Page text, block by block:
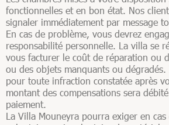
fonctionnelles et en bon état. Nos
signaler immédiatement par message
En cas de problème, vous devrez
responsabilité personnelle. La villa se
vous facturer le coût de réparation ou
ou des objets manquants ou
pour toute infraction constatée après
montant des compensations sera
paiement.
La Villa Mouneyra pourra exiger en